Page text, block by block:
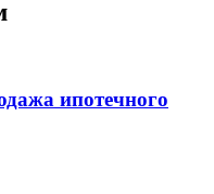
ипотечного